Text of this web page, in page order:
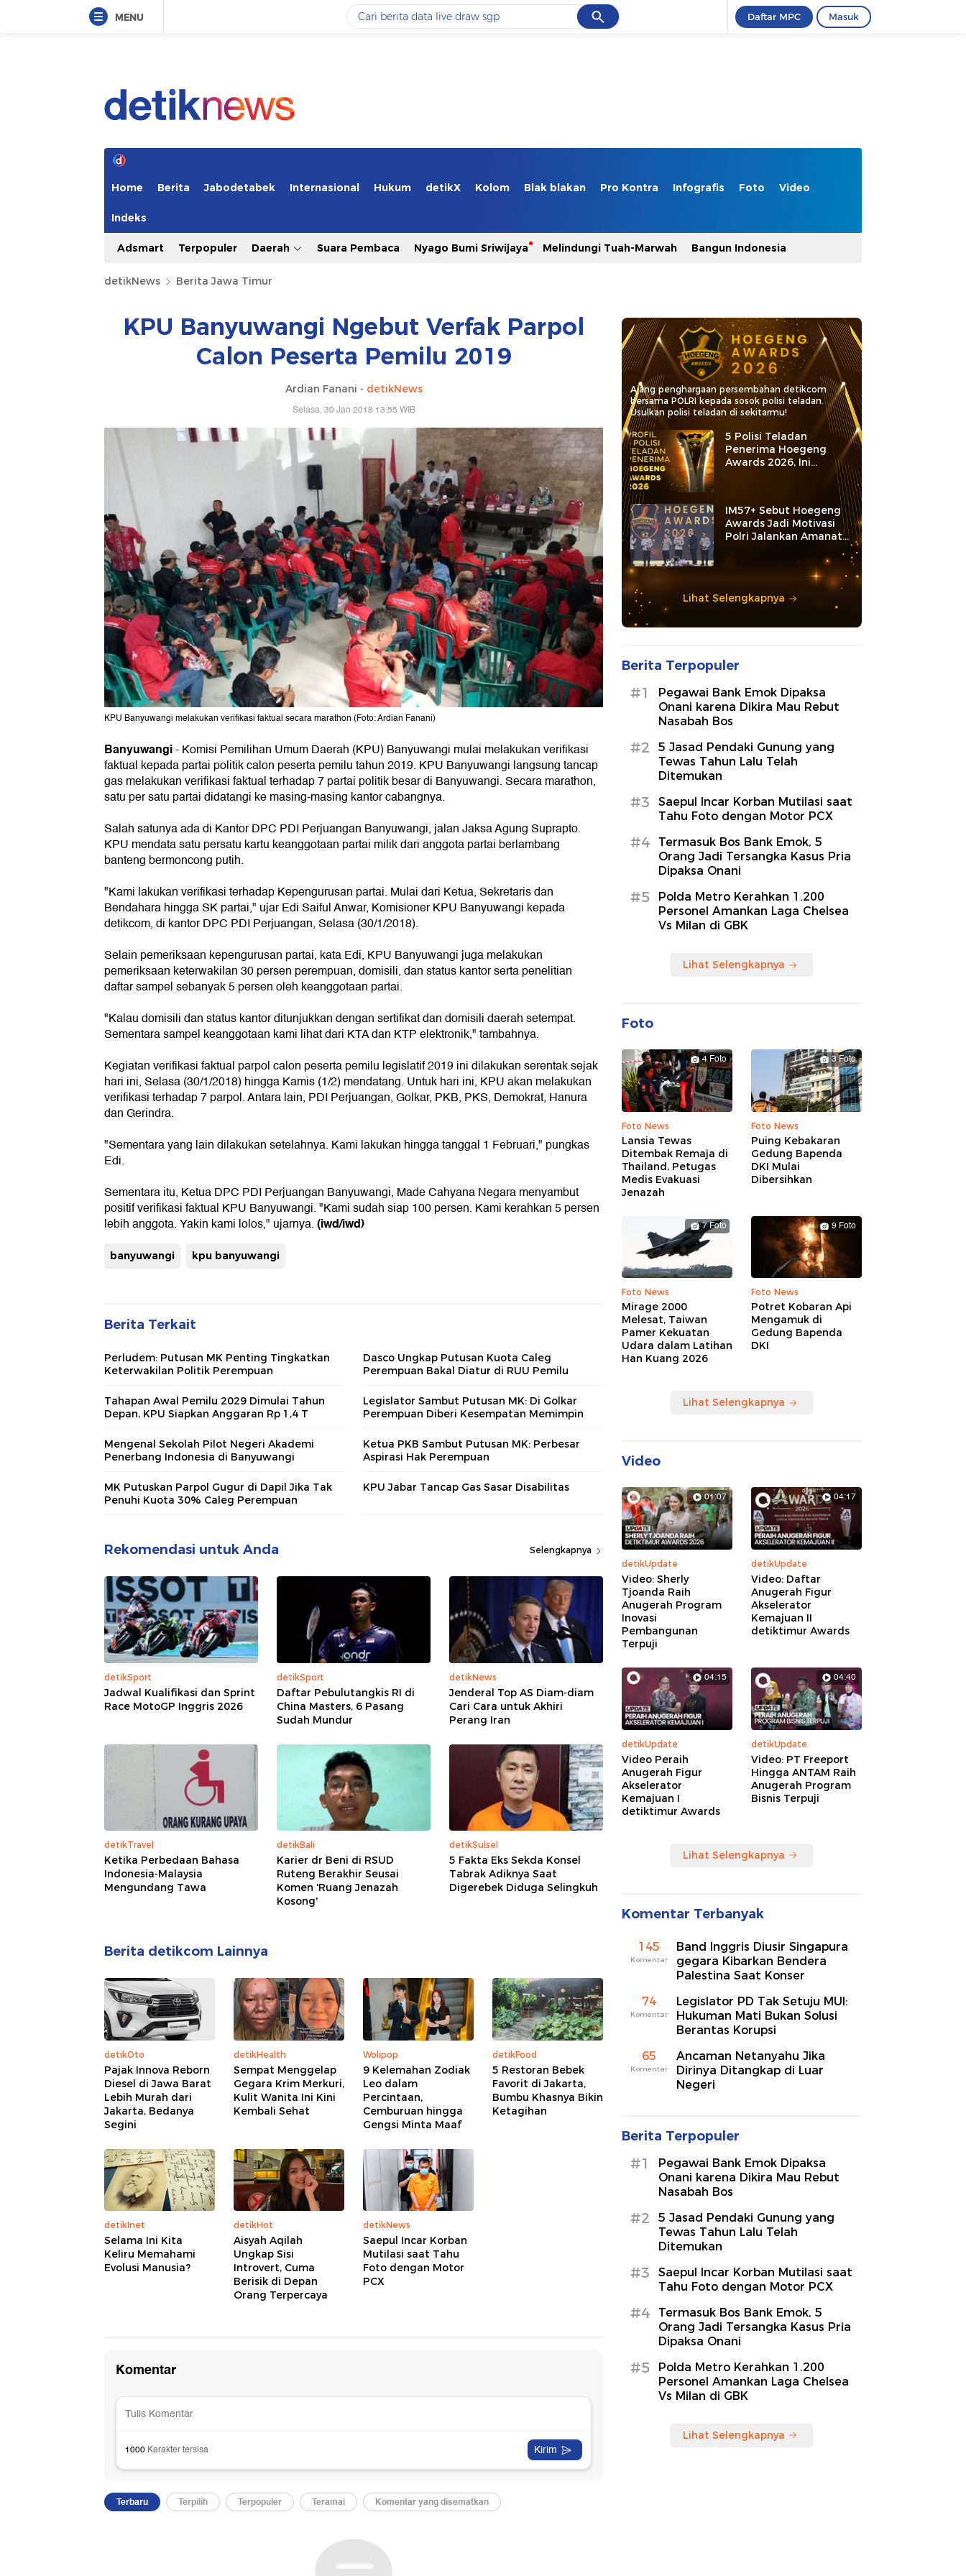
MENU Cancel
#4iran
Terakhir yang dicari
Daftar MPC Masuk
Home Berita Jabodetabek Internasional Hukum detikX Kolom Blak blakan Pro Kontra Infografis Foto Video
Indeks
Adsmart Terpopuler Daerah Suara Pembaca Nyago Bumi Sriwijaya Melindungi Tuah-Marwah Bangun Indonesia
detikNews Berita Jawa Timur
KPU Banyuwangi Ngebut Verfak Parpol
Calon Peserta Pemilu 2019
Ardian Fanani - detikNews
Selasa, 30 Jan 2018 13:55 WIB
KPU Banyuwangi melakukan verifikasi faktual secara marathon (Foto: Ardian Fanani)
Banyuwangi-Komisi Pemilihan Umum Daerah (KPU) Banyuwangi mulai melakukan verifikasi
faktual kepada partai politik calon peserta pemilu tahun 2019. KPU Banyuwangi langsung tancap
gas melakukan verifikasi faktual terhadap 7 partai politik besar di Banyuwangi. Secara marathon,
satu per satu partai didatangi ke masing-masing kantor cabangnya.
Salah satunya ada di Kantor DPC PDI Perjuangan Banyuwangi, jalan Jaksa Agung Suprapto.
KPU mendata satu persatu kartu keanggotaan partai milik dari anggota partai berlambang
banteng bermoncong putih.
"Kami lakukan verifikasi terhadap Kepengurusan partai. Mulai dari Ketua, Sekretaris dan
Bendahara hingga SK partai," ujar Edi Saiful Anwar, Komisioner KPU Banyuwangi kepada
detikcom, di kantor DPC PDI Perjuangan, Selasa (30/1/2018).
Selain pemeriksaan kepengurusan partai, kata Edi, KPU Banyuwangi juga melakukan
pemeriksaan keterwakilan 30 persen perempuan, domisili, dan status kantor serta penelitian
daftar sampel sebanyak 5 persen oleh keanggotaan partai.
"Kalau domisili dan status kantor ditunjukkan dengan sertifikat dan domisili daerah setempat.
Sementara sampel keanggotaan kami lihat dari KTA dan KTP elektronik," tambahnya.
Kegiatan verifikasi faktual parpol calon peserta pemilu legislatif 2019 ini dilakukan serentak sejak
hari ini, Selasa (30/1/2018) hingga Kamis (1/2) mendatang. Untuk hari ini, KPU akan melakukan
verifikasi terhadap 7 parpol. Antara lain, PDI Perjuangan, Golkar, PKB, PKS, Demokrat, Hanura
dan Gerindra.
"Sementara yang lain dilakukan setelahnya. Kami lakukan hingga tanggal 1 Februari," pungkas
Edi.
Sementara itu, Ketua DPC PDI Perjuangan Banyuwangi, Made Cahyana Negara menyambut
positif verifikasi faktual KPU Banyuwangi. "Kami sudah siap 100 persen. Kami kerahkan 5 persen
lebih anggota. Yakin kami lolos," ujarnya.(iwd/iwd)
banyuwangi kpu banyuwangi
Berita Terkait
Perludem: Putusan MK Penting Tingkatkan
Keterwakilan Politik Perempuan
Dasco Ungkap Putusan Kuota Caleg
Perempuan Bakal Diatur di RUU Pemilu
Tahapan Awal Pemilu 2029 Dimulai Tahun
Depan, KPU Siapkan Anggaran Rp 1,4 T
Legislator Sambut Putusan MK: Di Golkar
Perempuan Diberi Kesempatan Memimpin
Mengenal Sekolah Pilot Negeri Akademi
Penerbang Indonesia di Banyuwangi
Ketua PKB Sambut Putusan MK: Perbesar
Aspirasi Hak Perempuan
MK Putuskan Parpol Gugur di Dapil Jika Tak
Penuhi Kuota 30% Caleg Perempuan
KPU Jabar Tancap Gas Sasar Disabilitas
Rekomendasi untuk Anda Selengkapnya
detikSport
Jadwal Kualifikasi dan Sprint
Race MotoGP Inggris 2026
detikSport
Daftar Pebulutangkis RI di
China Masters, 6 Pasang
Sudah Mundur
detikNews
Jenderal Top AS Diam-diam
Cari Cara untuk Akhiri
Perang Iran
detikTravel
Ketika Perbedaan Bahasa
Indonesia-Malaysia
Mengundang Tawa
detikBali
Karier dr Beni di RSUD
Ruteng Berakhir Seusai
Komen 'Ruang Jenazah
Kosong'
detikSulsel
5 Fakta Eks Sekda Konsel
Tabrak Adiknya Saat
Digerebek Diduga Selingkuh
Berita detikcom Lainnya
detikOto
Pajak Innova Reborn
Diesel di Jawa Barat
Lebih Murah dari
Jakarta, Bedanya
Segini
detikHealth
Sempat Menggelap
Gegara Krim Merkuri,
Kulit Wanita Ini Kini
Kembali Sehat
Wolipop
9 Kelemahan Zodiak
Leo dalam
Percintaan,
Cemburuan hingga
Gengsi Minta Maaf
detikFood
5 Restoran Bebek
Favorit di Jakarta,
Bumbu Khasnya Bikin
Ketagihan
detikInet
Selama Ini Kita
Keliru Memahami
Evolusi Manusia?
detikHot
Aisyah Aqilah
Ungkap Sisi
Introvert, Cuma
Berisik di Depan
Orang Terpercaya
detikNews
Saepul Incar Korban
Mutilasi saat Tahu
Foto dengan Motor
PCX
Ajang penghargaan persembahan detikcom
bersama POLRI kepada sosok polisi teladan.
Usulkan polisi teladan di sekitarmu!
5 Polisi Teladan
Penerima Hoegeng
Awards 2026, Ini
Kategori dan Kiprahnya
IM57+ Sebut Hoegeng
Awards Jadi Motivasi
Polri Jalankan Amanat
Lihat Selengkapnya
Berita Terpopuler
#1
Pegawai Bank Emok Dipaksa
Onani karena Dikira Mau Rebut
Nasabah Bos
#2
5 Jasad Pendaki Gunung yang
Tewas Tahun Lalu Telah
Ditemukan
#3
Saepul Incar Korban Mutilasi saat
Tahu Foto dengan Motor PCX
#4
Termasuk Bos Bank Emok, 5
Orang Jadi Tersangka Kasus Pria
Dipaksa Onani
#5
Polda Metro Kerahkan 1.200
Personel Amankan Laga Chelsea
Vs Milan di GBK
Lihat Selengkapnya
Foto
4 Foto
Foto News
Lansia Tewas
Ditembak Remaja di
Thailand, Petugas
Medis Evakuasi
Jenazah
3 Foto
Foto News
Puing Kebakaran
Gedung Bapenda
DKI Mulai
Dibersihkan
7 Foto
Foto News
Mirage 2000
Melesat, Taiwan
Pamer Kekuatan
Udara dalam Latihan
Han Kuang 2026
9 Foto
Foto News
Potret Kobaran Api
Mengamuk di
Gedung Bapenda
DKI
Lihat Selengkapnya
Video
01:07
detikUpdate
Video: Sherly
Tjoanda Raih
Anugerah Program
Inovasi
Pembangunan
Terpuji
04:17
detikUpdate
Video: Daftar
Anugerah Figur
Akselerator
Kemajuan II
detiktimur Awards
04:15
detikUpdate
Video Peraih
Anugerah Figur
Akselerator
Kemajuan I
detiktimur Awards
04:40
detikUpdate
Video: PT Freeport
Hingga ANTAM Raih
Anugerah Program
Bisnis Terpuji
Lihat Selengkapnya
Komentar Terbanyak
145
Komentar
Band Inggris Diusir Singapura
gegara Kibarkan Bendera
Palestina Saat Konser
74
Komentar
Legislator PD Tak Setuju MUI:
Hukuman Mati Bukan Solusi
Berantas Korupsi
65
Komentar
Ancaman Netanyahu Jika
Dirinya Ditangkap di Luar
Negeri
Berita Terpopuler
#1
Pegawai Bank Emok Dipaksa
Onani karena Dikira Mau Rebut
Nasabah Bos
#2
5 Jasad Pendaki Gunung yang
Tewas Tahun Lalu Telah
Ditemukan
#3
Saepul Incar Korban Mutilasi saat
Tahu Foto dengan Motor PCX
#4
Termasuk Bos Bank Emok, 5
Orang Jadi Tersangka Kasus Pria
Dipaksa Onani
#5
Polda Metro Kerahkan 1.200
Personel Amankan Laga Chelsea
Vs Milan di GBK
Lihat Selengkapnya